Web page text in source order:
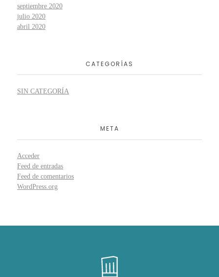
septiembre 2020
julio 2020
abril 2020
CATEGORÍAS
SIN CATEGORÍA
META
Acceder
Feed de entradas
Feed de comentarios
WordPress.org